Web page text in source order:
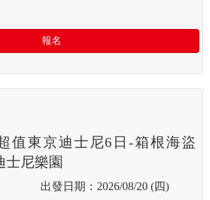
報名
值東京迪士尼6日-箱根海盜
士尼樂園
2026/08/20 (四)